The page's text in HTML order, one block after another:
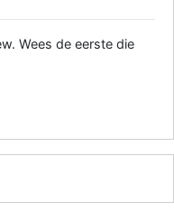
Wees de eerste die